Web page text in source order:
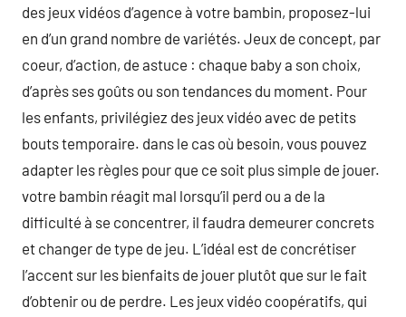
des jeux vidéos d’agence à votre bambin, proposez-lui
en d’un grand nombre de variétés. Jeux de concept, par
coeur, d’action, de astuce : chaque baby a son choix,
d’après ses goûts ou son tendances du moment. Pour
les enfants, privilégiez des jeux vidéo avec de petits
bouts temporaire. dans le cas où besoin, vous pouvez
adapter les règles pour que ce soit plus simple de jouer.
votre bambin réagit mal lorsqu’il perd ou a de la
difficulté à se concentrer, il faudra demeurer concrets
et changer de type de jeu. L’idéal est de concrétiser
l’accent sur les bienfaits de jouer plutôt que sur le fait
d’obtenir ou de perdre. Les jeux vidéo coopératifs, qui